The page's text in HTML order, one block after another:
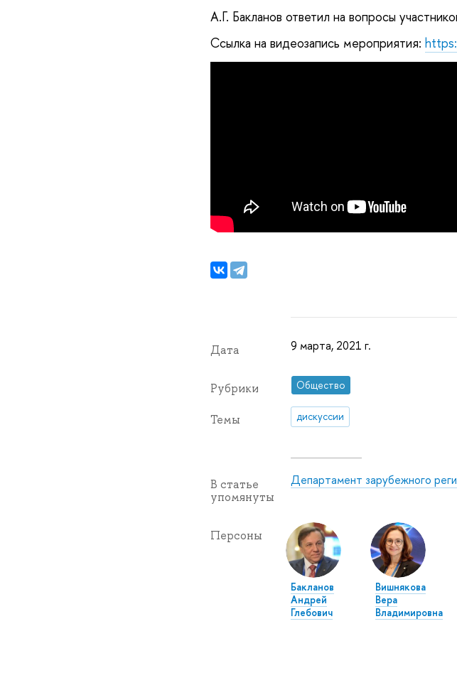
А.Г. Бакланов ответил на вопросы
Ссылка на видеозапись мероприятия:
Дата 9 марта, 2021 г.
Рубрики Общество
Темы дискуссии
В статье
упомянуты
Департамент зарубежного
Персоны
Бакланов
Андрей
Глебович
Вишнякова
Вера
Владимировна